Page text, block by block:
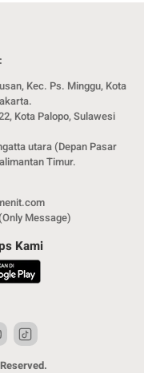
Kec. Ps. Minggu, Kota
Kota Palopo, Sulawesi
utara (Depan Pasar
Timur.
Message)
Kami